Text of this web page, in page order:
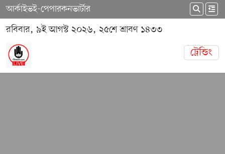
আর্কাইভই-পেপারকনভার্টার
রবিবার, ৯ই আগস্ট ২০২৬, ২৫শে শ্রাবণ ১৪৩৩
ট্রেন্ডিং